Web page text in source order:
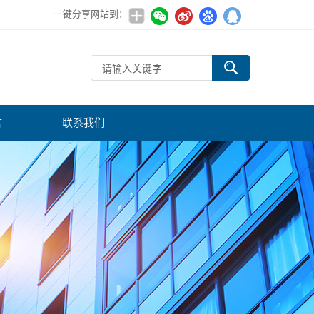
一键分享网站到：
联系我们